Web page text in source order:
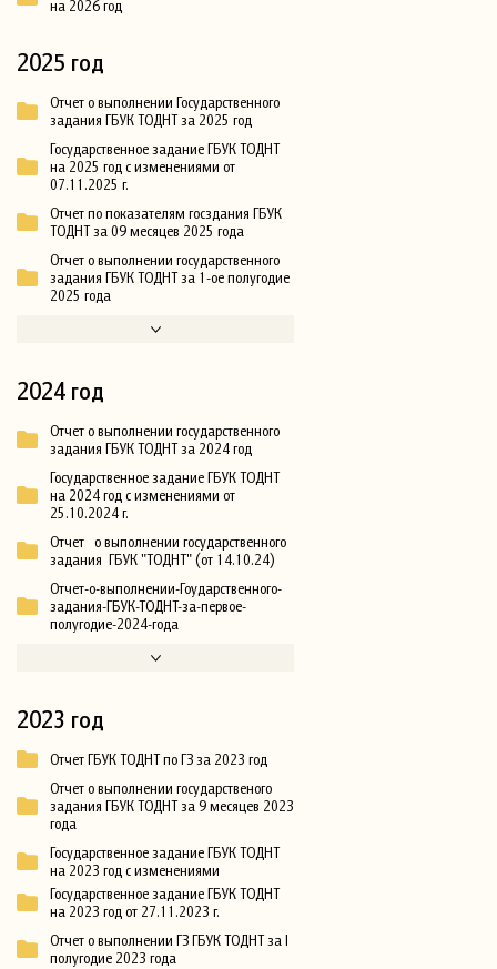
на 2026 год
2025 год
Отчет о выполнении Государственного
задания ГБУК ТОДНТ за 2025 год
Государственное задание ГБУК ТОДНТ
на 2025 год с изменениями от
07.11.2025 г.
Отчет по показателям госздания ГБУК
ТОДНТ за 09 месяцев 2025 года
Отчет о выполнении государственного
задания ГБУК ТОДНТ за 1-ое полугодие
2025 года
2024 год
Отчет о выполнении государственного
задания ГБУК ТОДНТ за 2024 год
Государственное задание ГБУК ТОДНТ
на 2024 год с изменениями от
25.10.2024 г.
Отчет о выполнении государственного
задания ГБУК "ТОДНТ" (от 14.10.24)
Отчет-о-выполнении-Гоударственного-
задания-ГБУК-ТОДНТ-за-первое-
полугодие-2024-года
2023 год
Отчет ГБУК ТОДНТ по ГЗ за 2023 год
Отчет о выполнении государственого
задания ГБУК ТОДНТ за 9 месяцев 2023
года
Государственное задание ГБУК ТОДНТ
на 2023 год с изменениями
Государственное задание ГБУК ТОДНТ
на 2023 год от 27.11.2023 г.
Отчет о выполнении ГЗ ГБУК ТОДНТ за I
полугодие 2023 года